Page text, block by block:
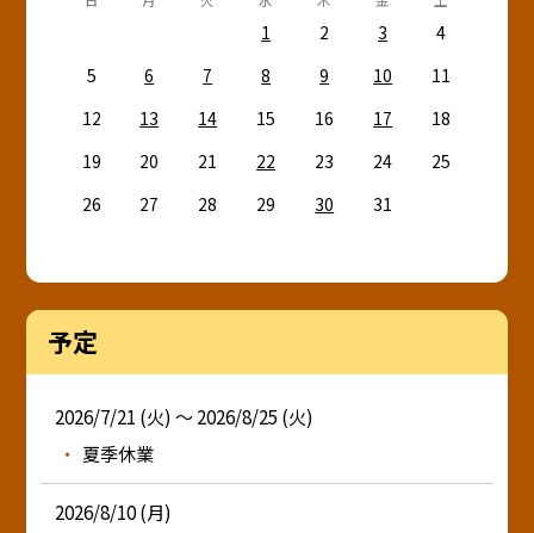
1 2 3
4
5
6 7 8 9 10
11
12
13 14 15 16 17
18
19
20 21 22 23 24
25
26
27 28 29 30 31
予定
2026/7/21 (火) ～ 2026/8/25 (火)
夏季休業
2026/8/10 (月)